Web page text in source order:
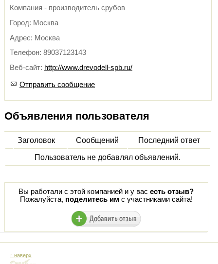
Компания - производитель срубов
Город: Москва
Адрес: Москва
Телефон: 89037123143
Веб-сайт: http://www.drevodell-spb.ru/
Отправить сообщение
Объявления пользователя
Заголовок Сообщений Последний ответ
Пользователь не добавлял объявлений.
Вы работали с этой компанией и у васесть отзыв?
Пожалуйста, поделитесь им с участниками сайта!
↑ наверх